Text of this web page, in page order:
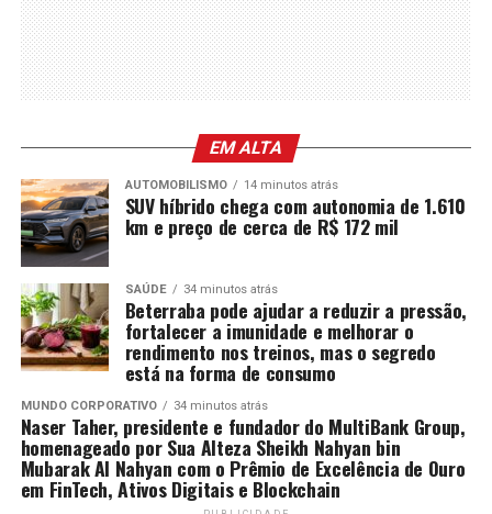
EM ALTA
AUTOMOBILISMO 14 minutos atrás
SUV híbrido chega com autonomia de 1.610
km e preço de cerca de R$ 172 mil
SAÚDE 34 minutos atrás
Beterraba pode ajudar a reduzir a pressão,
fortalecer a imunidade e melhorar o
rendimento nos treinos, mas o segredo
está na forma de consumo
MUNDO CORPORATIVO 34 minutos atrás
Naser Taher, presidente e fundador do MultiBank Group,
homenageado por Sua Alteza Sheikh Nahyan bin
Mubarak Al Nahyan com o Prêmio de Excelência de Ouro
em FinTech, Ativos Digitais e Blockchain